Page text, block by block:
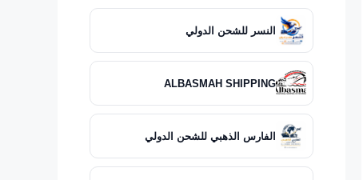
النسر للشحن الدولي
ALBASMAH SHIPPING
الفارس الذهبي للشحن الدولي